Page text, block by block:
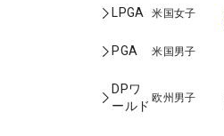
LPGA 米国女子
PGA 米国男子
DPワ
ールド
欧州男子